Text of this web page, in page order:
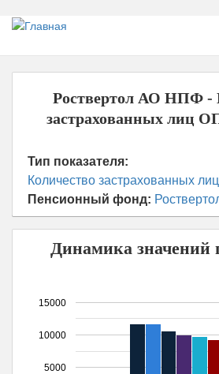
Перейти
основному
содержанию
Роствертол АО НПФ -
застрахованных лиц
Тип показателя:
Количество застрахованных
Пенсионный фонд:
Динамика значений
5000
10000
15000